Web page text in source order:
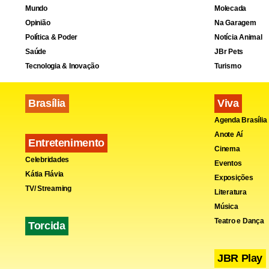
créditos e
plataformas
online.com.
como as
exclusivos
roleta e
Quanto à
todos os
usuários de
Mundo
Opinião
Política & Poder
Saúde
Tecnologia & Inovação
Brasília
Entretenimento
Celebridades
Kátia Flávia
TV/ Streaming
Torcida
Molecada
Na Garagem
Notícia Animal
JBr Pets
Turismo
Viva
Agenda Brasília
Anote Aí
Cinema
Eventos
Exposições
Literatura
Música
Teatro e Dança
JBR Play